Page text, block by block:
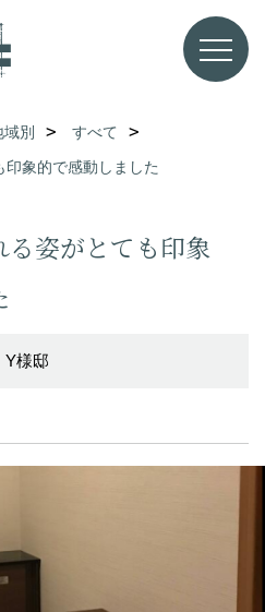
域別
すべて
象的で感動しました
姿がとても印象
様邸